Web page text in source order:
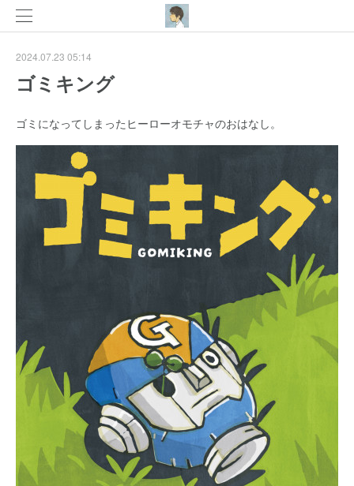
2024.07.23 05:14
ゴミキング
ゴミになってしまったヒーローオモチャのおはなし。